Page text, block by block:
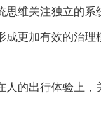
关注独立的系
更加有效的治理
出行体验上，